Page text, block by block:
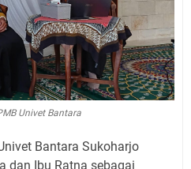
Univet Bantara
Bantara Sukoharjo
dan Ibu Ratna sebagai